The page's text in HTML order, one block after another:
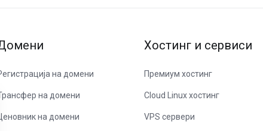
на домени
на домени
на домени
Хостинг и сервиси
Премиум хостинг
Cloud Linux хостинг
VPS сервери